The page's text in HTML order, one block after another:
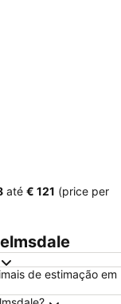
até ‎€ 121 (price per
de estimação em